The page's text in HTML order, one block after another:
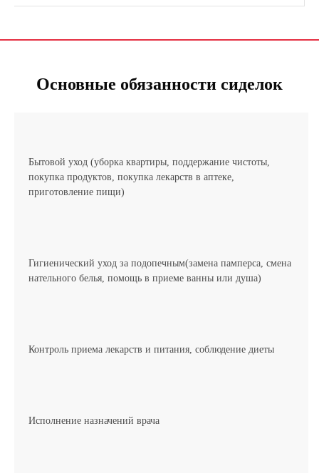
Основные обязанности сиделок
Бытовой уход (уборка квартиры, поддержание чистоты,
покупка продуктов, покупка лекарств в аптеке,
приготовление пищи)
Гигиенический уход за подопечным(замена памперса, смена
нательного белья, помощь в приеме ванны или душа)
Контроль приема лекарств и питания, соблюдение диеты
Исполнение назначений врача